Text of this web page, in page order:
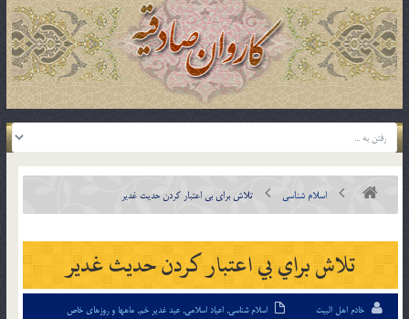
اسلام شناسی تلاش براي بي اعتبار كردن حديث غدير
تلاش براي بي اعتبار كردن حديث غدير
خادم اهل البیت اسلام شناسی, اعیاد اسلامی,عید غدیر خم, ماهها و روزهای خاص